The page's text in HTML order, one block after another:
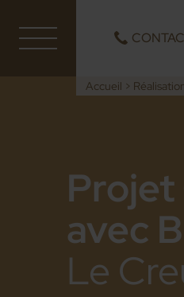
Accueil >
Projet
avec
Le